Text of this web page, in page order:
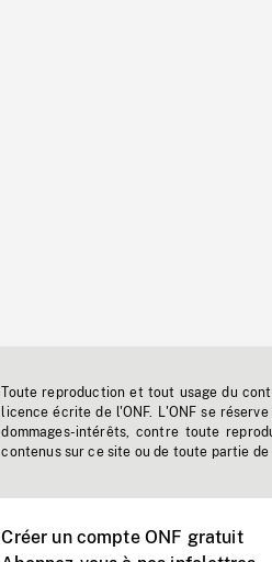
Toute reproduction et tout usage du
licence écrite de l'ONF. L'ONF se
dommages-intérêts, contre toute
contenus sur ce site ou de toute partie
Créer un compte ONF gratuit